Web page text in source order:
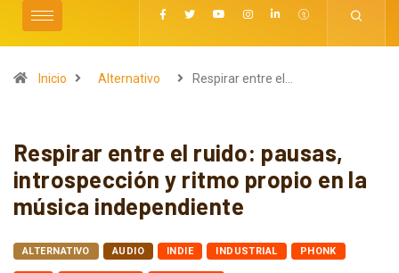
Inicio Alternativo Respirar entre el…
Respirar entre el ruido: pausas,
introspección y ritmo propio en la
música independiente
ALTERNATIVO AUDIO INDIE INDUSTRIAL PHONK